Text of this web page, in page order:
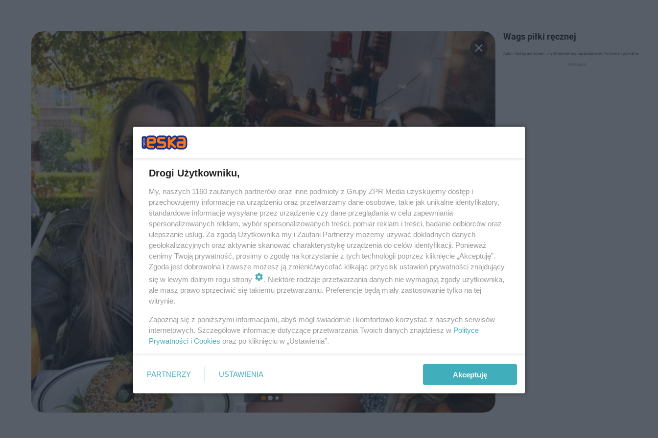
Wags piłki ręcznej
Autor: Instagram screen _mylittledreamss i asiadebowiak/ Archiwum prywatne
Drogi Użytkowniku,
My, naszych 1160 zaufanych partnerów oraz inne podmioty z Grupy ZPR Media uzyskujemy dostęp i
przechowujemy informacje na urządzeniu oraz przetwarzamy dane osobowe, takie jak unikalne identyfikatory,
standardowe informacje wysyłane przez urządzenie czy dane przeglądania w celu zapewniania
spersonalizowanych reklam, wybór spersonalizowanych treści, pomiar reklam i treści, badanie odbiorców oraz
ulepszanie usług. Za zgodą Użytkownika my i Zaufani Partnerzy możemy używać dokładnych danych
geolokalizacyjnych oraz aktywnie skanować charakterystykę urządzenia do celów identyfikacji. Ponieważ
cenimy Twoją prywatność, prosimy o zgodę na korzystanie z tych technologii poprzez kliknięcie „Akceptuję”.
Zgoda jest dobrowolna i zawsze możesz ją zmienić/wycofać klikając przycisk ustawień prywatności znajdujący
się w lewym dolnym rogu strony
. Niektóre rodzaje przetwarzania danych nie wymagają zgody użytkownika,
ale masz prawo sprzeciwić się takiemu przetwarzaniu. Preferencje będą miały zastosowanie tylko na tej
witrynie.
Zapoznaj się z poniższymi informacjami, abyś mógł świadomie i komfortowo korzystać z naszych serwisów
internetowych. Szczegółowe informacje dotyczące przetwarzania Twoich danych znajdziesz w Polityce
Prywatności i Cookies oraz po kliknięciu w „Ustawienia”.
PARTNERZY USTAWIENIA Akceptuję